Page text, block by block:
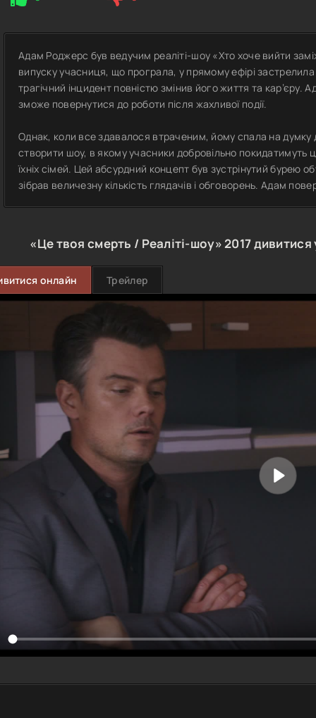
Адам Роджерс був ведучим реаліті-шоу «Хто хоче вийти
випуску учасниця, що програла, у прямому ефірі
трагічний інцидент повністю змінив його життя та кар’єру.
зможе повернутися до роботи після жахливої події.
Однак, коли все здавалося втраченим, йому спала на думку
створити шоу, в якому учасники добровільно покидатимуть
їхніх сімей. Цей абсурдний концепт був зустрінутий бурею
зібрав величезну кількість глядачів і обговорень. Адам
«Це твоя смерть / Реаліті-шоу»2017дивитися
онлайн Трейлер